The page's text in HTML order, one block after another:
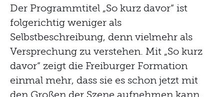
Der Programmtitel „So kurz davor“ ist
folgerichtig weniger als
Selbstbeschreibung, denn vielmehr als
Versprechung zu verstehen. Mit „So kurz
davor“ zeigt die Freiburger Formation
einmal mehr, dass sie es schon jetzt mit
den Großen der Szene aufnehmen kann.